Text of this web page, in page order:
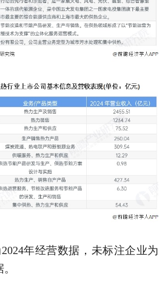
年经营数据，未标注企业为